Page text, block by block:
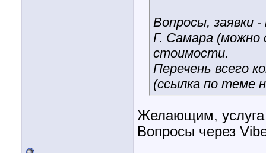
Вопросы, заявки
Г. Самара (можно
стоимости.
Перечень всего
(ссылка по теме
Желающим, услуга
Вопросы через